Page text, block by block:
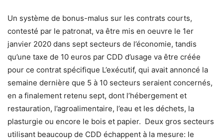
Un système de bonus-malus sur les contrats courts,
contesté par le patronat, va être mis en oeuvre le 1er
janvier 2020 dans sept secteurs de l’économie, tandis
qu’une taxe de 10 euros par CDD d’usage va être créée
pour ce contrat spécifique L’exécutif, qui avait annoncé la
semaine dernière que 5 à 10 secteurs seraient concernés,
en a finalement retenu sept, dont l’hébergement et
restauration, l’agroalimentaire, l’eau et les déchets, la
plasturgie ou encore le bois et papier. Deux gros secteurs
utilisant beaucoup de CDD échappent à la mesure: le